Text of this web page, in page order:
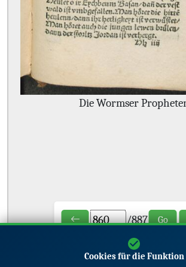
Die Wormser
/887 Go
Cookies für die Funktion